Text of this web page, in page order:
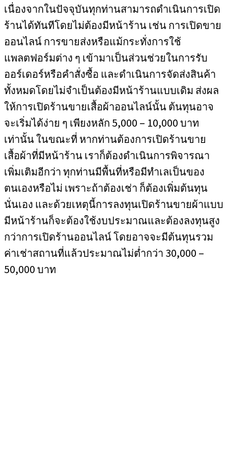
เนื่องจากในปัจจุบันทุกท่านสามารถดำเนินการเปิด
ร้านได้ทันทีโดยไม่ต้องมีหน้าร้าน เช่น การเปิดขาย
ออนไลน์ การขายส่งหรือแม้กระทั่งการใช้
แพลตฟอร์มต่าง ๆ เข้ามาเป็นส่วนช่วยในการรับ
ออร์เดอร์หรือคำสั่งซื้อ และดำเนินการจัดส่งสินค้า
ทั้งหมดโดยไม่จำเป็นต้องมีหน้าร้านแบบเดิม ส่งผล
ให้การเปิดร้านขายเสื้อผ้าออนไลน์นั้น ต้นทุนอาจ
จะเริ่มได้ง่าย ๆ เพียงหลัก 5,000 – 10,000 บาท
เท่านั้น ในขณะที่ หากท่านต้องการเปิดร้านขาย
เสื้อผ้าที่มีหน้าร้าน เราก็ต้องดำเนินการพิจารณา
เพิ่มเติมอีกว่า ทุกท่านมีพื้นที่หรือมีทำเลเป็นของ
ตนเองหรือไม่ เพราะถ้าต้องเช่า ก็ต้องเพิ่มต้นทุน
นั่นเอง และด้วยเหตุนี้การลงทุนเปิดร้านขายผ้าแบบ
มีหน้าร้านก็จะต้องใช้งบประมาณและต้องลงทุนสูง
กว่าการเปิดร้านออนไลน์ โดยอาจจะมีต้นทุนรวม
ค่าเช่าสถานที่แล้วประมาณไม่ต่ำกว่า 30,000 –
50,000 บาท